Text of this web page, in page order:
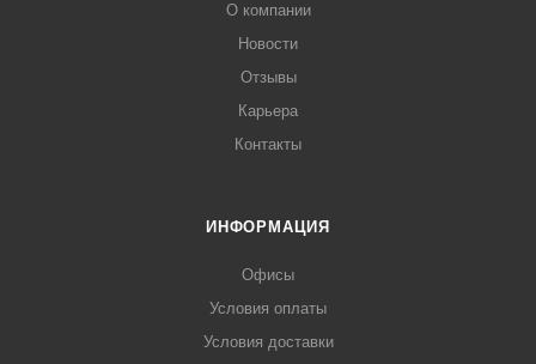
О компании
Новости
Отзывы
Карьера
Контакты
ИНФОРМАЦИЯ
Офисы
Условия оплаты
Условия доставки